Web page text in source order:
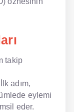
takip
adım,
eylemi
eder.